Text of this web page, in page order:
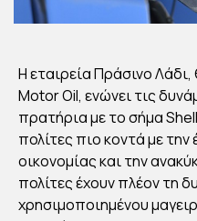
H εταιρεία Πράσινο
Motor Oil, ενώνει τις
πρατήρια με το σήμα
πολίτες πιο κοντά με την
οικονομίας και την
πολίτες έχουν πλέον τη
χρησιμοποιημένου